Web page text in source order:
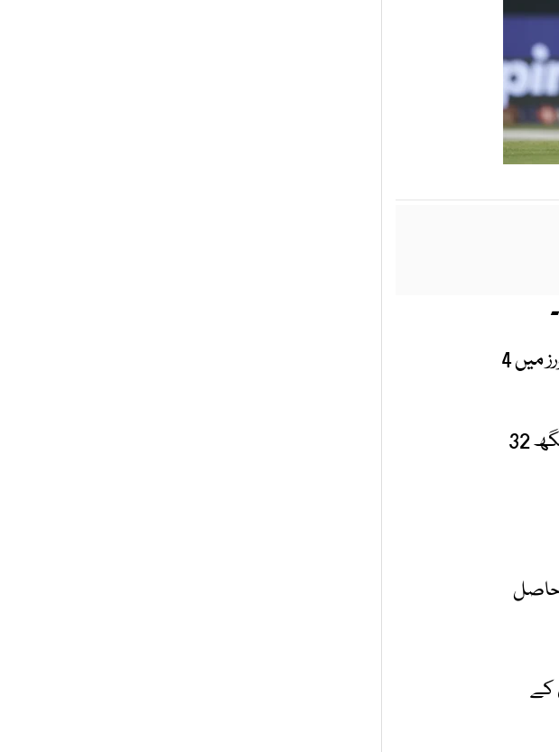
ابوظبی میں کھیلے گئے میچ میں عمان کی ٹیم 189 رنز کا تعاقب کرتے ہوئے مقررہ 20 اوورز میں 4
عمان کی جانب سے عامل کلیم 64 رنز بنا کر نمایاں رہے۔ حماد مرزا51، کپتان جتندر سنگھ 32
رانا اور ارشدیپ سنگھ نے 1، 1 وکٹ حاصل
20 اوورز میں 8 وکٹوں کے